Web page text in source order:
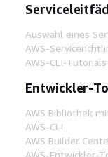
Auswahl eines
AWS-
AWS-CLI-
Entwickler-
AWS Bibliothek
AWS-CLI
AWS Builder
AWS-Entwickler-